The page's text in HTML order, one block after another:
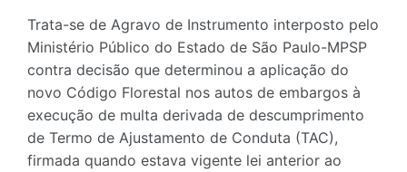
Trata-se de Agravo de Instrumento interposto pelo
Ministério Público do Estado de São Paulo-MPSP
contra decisão que determinou a aplicação do
novo Código Florestal nos autos de embargos à
execução de multa derivada de descumprimento
de Termo de Ajustamento de Conduta (TAC),
firmada quando estava vigente lei anterior ao